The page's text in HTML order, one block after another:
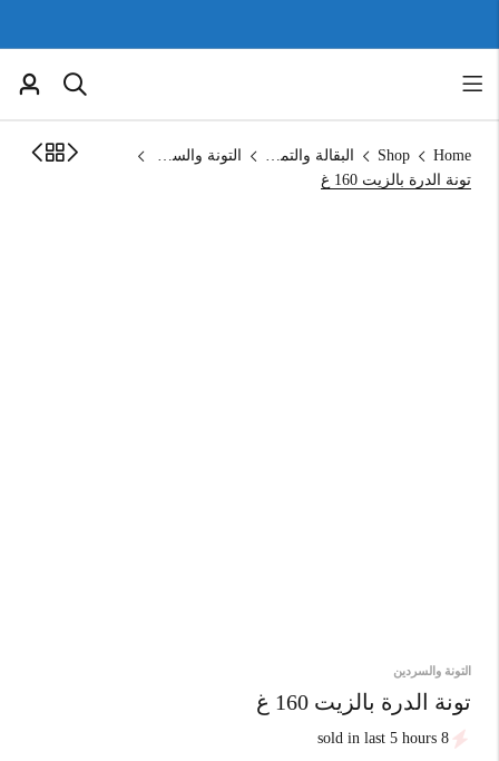
Home
Shop البقالة والتموين
التونة والسردين
تونة الدرة بالزيت 160 غ
التونة والسردين
تونة الدرة بالزيت 160 غ
8 sold in last 5 hours